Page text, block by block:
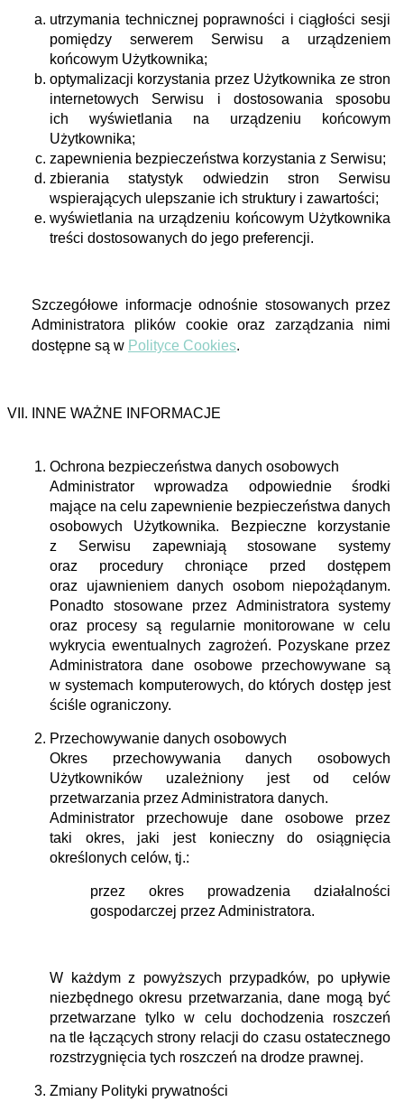
utrzymania technicznej poprawności i ciągłości sesji
pomiędzy serwerem Serwisu a urządzeniem
końcowym Użytkownika;
optymalizacji korzystania przez Użytkownika ze stron
internetowych Serwisu i dostosowania sposobu
ich wyświetlania na urządzeniu końcowym
Użytkownika;
zapewnienia bezpieczeństwa korzystania z Serwisu;
zbierania statystyk odwiedzin stron Serwisu
wspierających ulepszanie ich struktury i zawartości;
wyświetlania na urządzeniu końcowym Użytkownika
treści dostosowanych do jego preferencji.
Szczegółowe informacje odnośnie stosowanych przez
Administratora plików cookie oraz zarządzania nimi
dostępne są w Polityce Cookies.
INNE WAŻNE INFORMACJE
Ochrona bezpieczeństwa danych osobowych
Administrator wprowadza odpowiednie środki
mające na celu zapewnienie bezpieczeństwa danych
osobowych Użytkownika. Bezpieczne korzystanie
z Serwisu zapewniają stosowane systemy
oraz procedury chroniące przed dostępem
oraz ujawnieniem danych osobom niepożądanym.
Ponadto stosowane przez Administratora systemy
oraz procesy są regularnie monitorowane w celu
wykrycia ewentualnych zagrożeń. Pozyskane przez
Administratora dane osobowe przechowywane są
w systemach komputerowych, do których dostęp jest
ściśle ograniczony.
Przechowywanie danych osobowych
Okres przechowywania danych osobowych
Użytkowników uzależniony jest od celów
przetwarzania przez Administratora danych.
Administrator przechowuje dane osobowe przez
taki okres, jaki jest konieczny do osiągnięcia
określonych celów, tj.:
przez okres prowadzenia działalności
gospodarczej przez Administratora.
W każdym z powyższych przypadków, po upływie
niezbędnego okresu przetwarzania, dane mogą być
przetwarzane tylko w celu dochodzenia roszczeń
na tle łączących strony relacji do czasu ostatecznego
rozstrzygnięcia tych roszczeń na drodze prawnej.
Zmiany Polityki prywatności